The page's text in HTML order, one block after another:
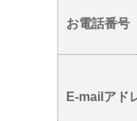
お電話番号
E-mailアド